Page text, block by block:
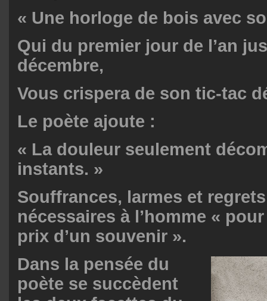
« Une horloge de bois avec
Qui du premier jour de l’an
décembre,
Vous crispera de son tic-tac
Le poète ajoute :
« La douleur seulement
instants. »
Souffrances, larmes et
nécessaires à l’homme «
prix d’un souvenir ».
Dans la pensée du
poète se succèdent